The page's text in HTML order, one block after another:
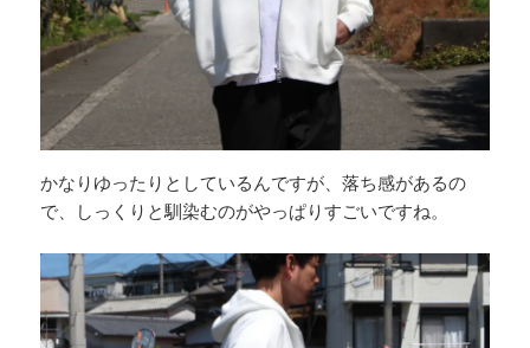
かなりゆったりとしているんですが、落ち感があるの
で、しっくりと馴染むのがやっぱりすごいですね。